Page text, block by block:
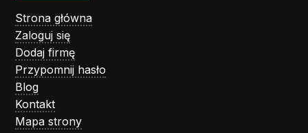
Strona główna
Zaloguj się
Dodaj firmę
Przypomnij hasło
Blog
Kontakt
Mapa strony